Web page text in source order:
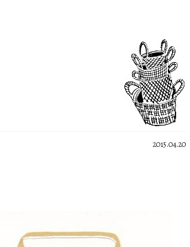
2015.04.20